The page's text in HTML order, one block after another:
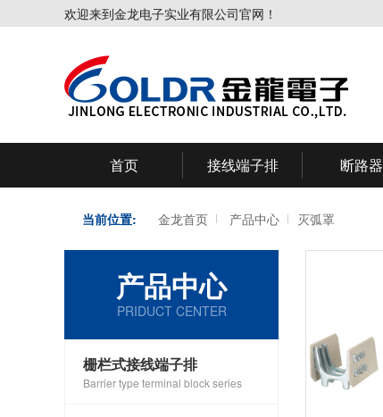
欢迎来到金龙电子实业有限公司官网！
首页 接线端子排 断路器
当前位置: 金龙首页 产品中心 灭弧罩
产品中心
PRIDUCT CENTER
栅栏式接线端子排
Barrier type terminal block series